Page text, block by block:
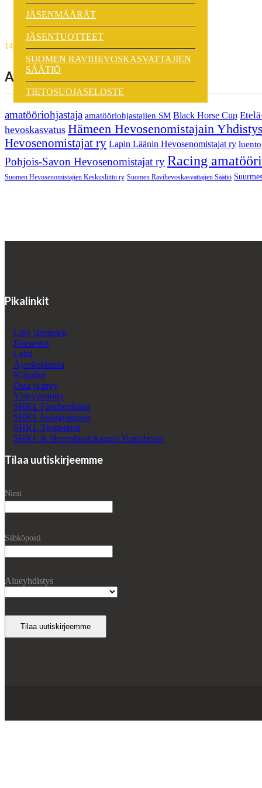
JÄSENMÄÄRÄT
JÄSENTUOTTEET
SUOMEN RAVIHEVOSKASVATTAJIEN
SÄÄTIÖ
TIETOSUOJASELOSTE
SHKL näkyvästi mukana Mikke
14.07.2026
Avainsanat
amatööriohjastaja amatööriohjastajien SM Black Horse Cup
hevoskasvatus Hämeen Hevosenomistajain
Hevosenomistajat ry Lapin Läänin Hevosenomistajat ry luento
Pohjois-Savon Hevosenomistajat ryRacing
Suomen Hevosenomistajien Keskusliitto ry Suomen Ravihevoskasvattajien Säätiö
Pikalinkit
Liity jäseneksi
Jäsenedut
Lehti
Ajankohtaista
Kilpailut
Osta ja myy
Yhteydenotto
SHKL Facebookissa
SHKL Instagramissa
SHKL Twitterissä
SHKL & Hevoshuutokaupat Youtubessa
Tilaa uutiskirjeemme
Nimi
Sähköposti
Alueyhdistys
Tilaa uutiskirjeemme